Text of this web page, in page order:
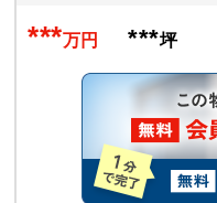
***万円 ***坪